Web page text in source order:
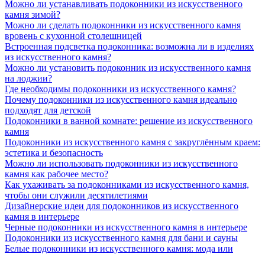
Можно ли устанавливать подоконники из искусственного
камня зимой?
Можно ли сделать подоконники из искусственного камня
вровень с кухонной столешницей
Встроенная подсветка подоконника: возможна ли в изделиях
из искусственного камня?
Можно ли установить подоконник из искусственного камня
на лоджии?
Где необходимы подоконники из искусственного камня?
Почему подоконники из искусственного камня идеально
подходят для детской
Подоконники в ванной комнате: решение из искусственного
камня
Подоконники из искусственного камня с закруглённым краем:
эстетика и безопасность
Можно ли использовать подоконники из искусственного
камня как рабочее место?
Как ухаживать за подоконниками из искусственного камня,
чтобы они служили десятилетиями
Дизайнерские идеи для подоконников из искусственного
камня в интерьере
Черные подоконники из искусственного камня в интерьере
Подоконники из искусственного камня для бани и сауны
Белые подоконники из искусственного камня: мода или